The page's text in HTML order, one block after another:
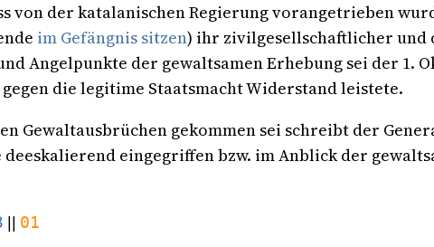
von der katalanischen Regierung vorangetrieben
im Gefängnis sitzen) ihr zivilgesellschaftlicher und
Angelpunkte der gewaltsamen Erhebung sei der 1.
die legitime Staatsmacht Widerstand leistete.
Gewaltausbrüchen gekommen sei schreibt der
deeskalierend eingegriffen bzw. im Anblick der
01